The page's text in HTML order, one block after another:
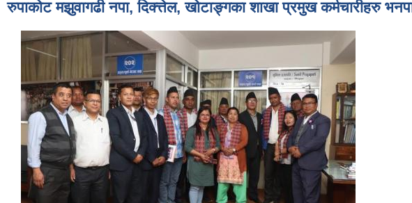
रुपाकोट मझुवागढी नपा, दिक्त्तेल, खोटाङ्गका शाखा प्रमुख कर्मचारीहरु